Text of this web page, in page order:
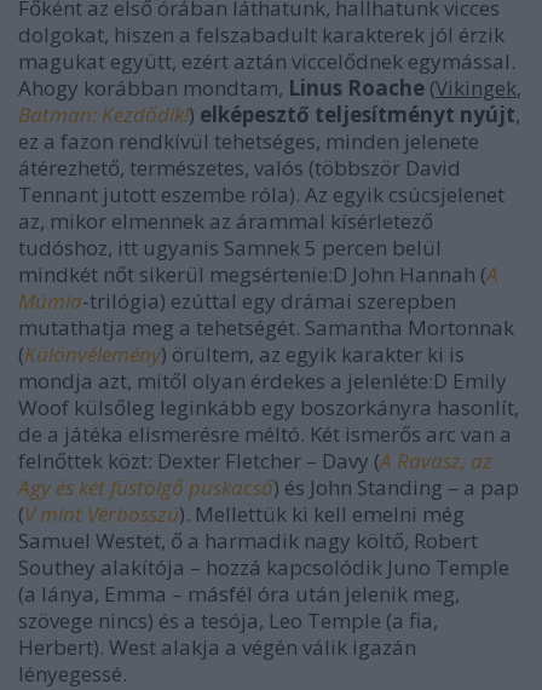
Főként az első órában láthatunk, hallhatunk vicces
dolgokat, hiszen a felszabadult karakterek jól érzik
magukat együtt, ezért aztán viccelődnek egymással.
Ahogy korábban mondtam, Linus Roache (Vikingek,
Batman: Kezdődik!) elképesztő teljesítményt nyújt,
ez a fazon rendkívül tehetséges, minden jelenete
átérezhető, természetes, valós (többször David
Tennant jutott eszembe róla). Az egyik csúcsjelenet
az, mikor elmennek az árammal kísérletező
tudóshoz, itt ugyanis Samnek 5 percen belül
mindkét nőt sikerül megsértenie:D John Hannah (A
Múmia-trilógia) ezúttal egy drámai szerepben
mutathatja meg a tehetségét. Samantha Mortonnak
(Különvélemény) örültem, az egyik karakter ki is
mondja azt, mitől olyan érdekes a jelenléte:D Emily
Woof külsőleg leginkább egy boszorkányra hasonlít,
de a játéka elismerésre méltó. Két ismerős arc van a
felnőttek közt: Dexter Fletcher – Davy (A Ravasz, az
Agy és két füstölgő puskacső) és John Standing – a pap
(V mint Vérbosszú). Mellettük ki kell emelni még
Samuel Westet, ő a harmadik nagy költő, Robert
Southey alakítója – hozzá kapcsolódik Juno Temple
(a lánya, Emma – másfél óra után jelenik meg,
szövege nincs) és a tesója, Leo Temple (a fia,
Herbert). West alakja a végén válik igazán
lényegessé.